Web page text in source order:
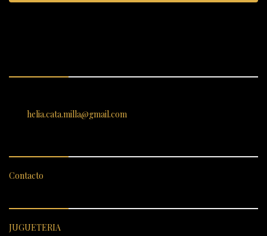
helia.cata.milla@gmail.com
Contacto
JUGUETERIA